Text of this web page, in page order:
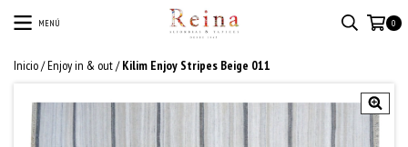
MENÚ 0
Inicio/Enjoy in & out/ Kilim Enjoy Stripes Beige 011